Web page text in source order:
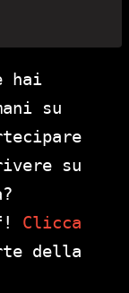
hai
su
su
Clicca
della